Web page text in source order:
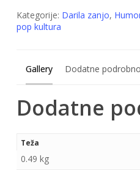
Kategorije: Darila zanjo,
pop kultura
Gallery Dodatne
Dodatne
Teža
0.49 kg